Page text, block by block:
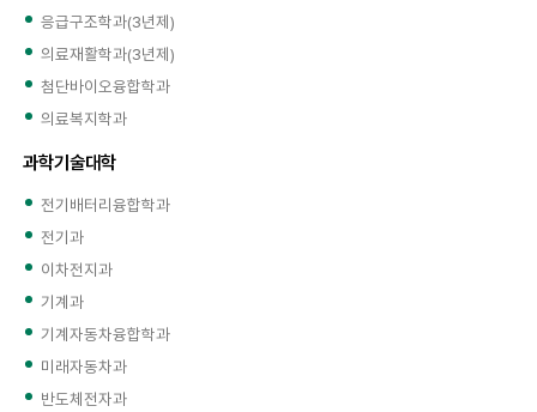
응급구조학과(3년제)
의료재활학과(3년제)
첨단바이오융합학과
의료복지학과
과학기술대학
전기배터리융합학과
전기과
이차전지과
기계과
기계자동차융합학과
미래자동차과
반도체전자과